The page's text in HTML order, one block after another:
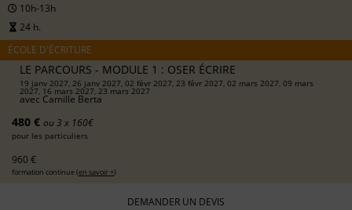
10h-13h
24 h.
ÉCOLE D'ÉCRITURE
LE PARCOURS - MODULE 1 : OSER ÉCRIRE
19 janv 2027, 26 janv 2027, 02 févr 2027, 23 févr 2027, 02 mars 2027, 09 mars
2027, 16 mars 2027, 23 mars 2027
avec Camille Berta
480 € ou 3 x 160€
pour les particuliers
960 €
formation continue (en savoir +)
DEMANDER UN DEVIS